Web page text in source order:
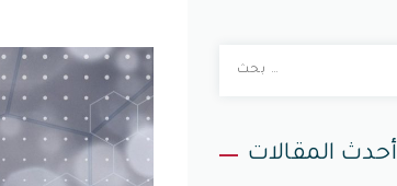
أحدث المقالات